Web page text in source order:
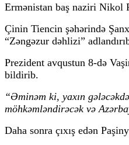
Ermənistan baş naziri Nikol
Çinin Tiencin şəhərində
“Zəngəzur dəhlizi”
Prezident avqustun 8-də
bildirib.
“Əminəm ki, yaxın
möhkəmləndirəcək və
Daha sonra çıxış edən